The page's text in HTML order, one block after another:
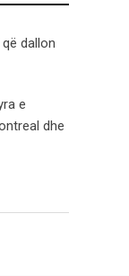
dallon
e
dhe